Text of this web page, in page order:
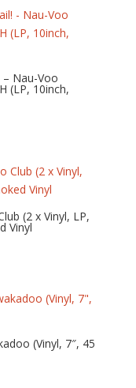
– Nau-Voo
(LP, 10inch,
(2 x Vinyl, LP,
Vinyl
(Vinyl, 7″, 45